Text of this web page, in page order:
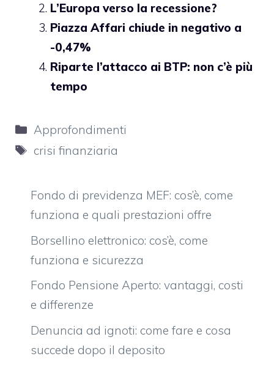
L’Europa verso la recessione?
Piazza Affari chiude in negativo a
-0,47%
Riparte l’attacco ai BTP: non c’è più
tempo
Categorie
Approfondimenti
Tag
crisi finanziaria
Fondo di previdenza MEF: cos’è, come
funziona e quali prestazioni offre
Borsellino elettronico: cos’è, come
funziona e sicurezza
Fondo Pensione Aperto: vantaggi, costi
e differenze
Denuncia ad ignoti: come fare e cosa
succede dopo il deposito